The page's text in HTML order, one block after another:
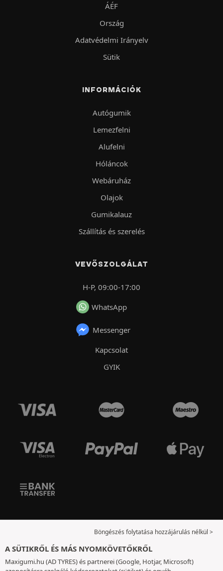
ÁÉF
Ország
Adatvédelmi Irányelv
Sütik
INFORMÁCIÓK
Autógumik
Lemezfelni
Alufelni
Hóláncok
Webáruház
Olajok
Gumikalauz
Szállítás és szerelés
VEVŐSZOLGÁLAT
H-P, 09:00-17:00
WhatsApp
Messenger
Kapcsolat
GYIK
Böngészés folytatása hozzájárulás nélkül >
A SÜTIKRŐL ÉS MÁS NYOMKÖVETŐKRŐL
Maxigumi.hu (AD TYRES) és partnerei (Google, Hotjar, Microsoft)